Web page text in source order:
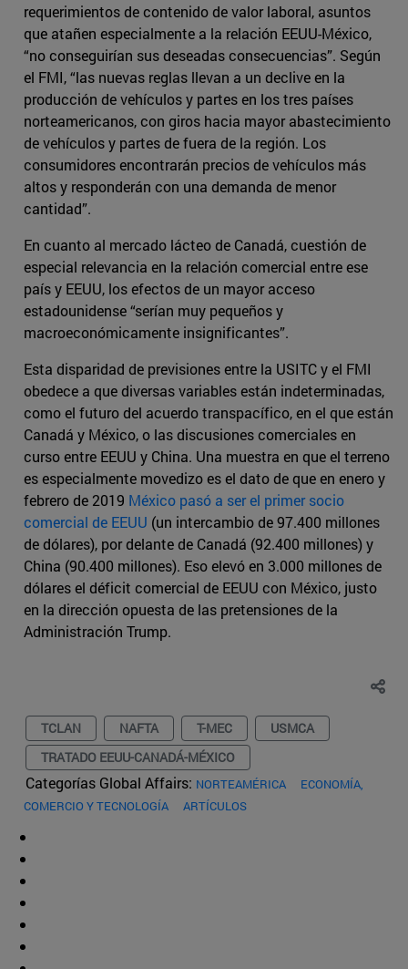
requerimientos de contenido de valor laboral, asuntos
que atañen especialmente a la relación EEUU-México,
“no conseguirían sus deseadas consecuencias”. Según
el FMI, “las nuevas reglas llevan a un declive en la
producción de vehículos y partes en los tres países
norteamericanos, con giros hacia mayor abastecimiento
de vehículos y partes de fuera de la región. Los
consumidores encontrarán precios de vehículos más
altos y responderán con una demanda de menor
cantidad”.
En cuanto al mercado lácteo de Canadá, cuestión de
especial relevancia en la relación comercial entre ese
país y EEUU, los efectos de un mayor acceso
estadounidense “serían muy pequeños y
macroeconómicamente insignificantes”.
Esta disparidad de previsiones entre la USITC y el FMI
obedece a que diversas variables están indeterminadas,
como el futuro del acuerdo transpacífico, en el que están
Canadá y México, o las discusiones comerciales en
curso entre EEUU y China. Una muestra en que el terreno
es especialmente movedizo es el dato de que en enero y
febrero de 2019 México pasó a ser el primer socio
comercial de EEUU (un intercambio de 97.400 millones
de dólares), por delante de Canadá (92.400 millones) y
China (90.400 millones). Eso elevó en 3.000 millones de
dólares el déficit comercial de EEUU con México, justo
en la dirección opuesta de las pretensiones de la
Administración Trump.
TCLAN NAFTA T-MEC
USMCA
TRATADO EEUU-CANADÁ-MÉXICO
Categorías Global Affairs: NORTEAMÉRICA
ECONOMÍA,
COMERCIO Y TECNOLOGÍA
ARTÍCULOS